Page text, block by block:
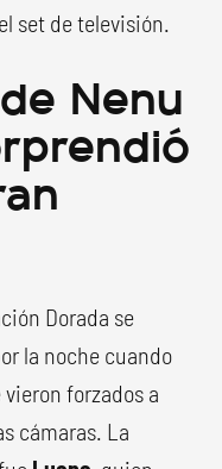
set de televisión.
Nenu
Dorada se
la noche cuando
vieron forzados a
cámaras. La